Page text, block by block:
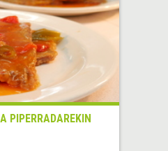
PIPERRADAREKIN